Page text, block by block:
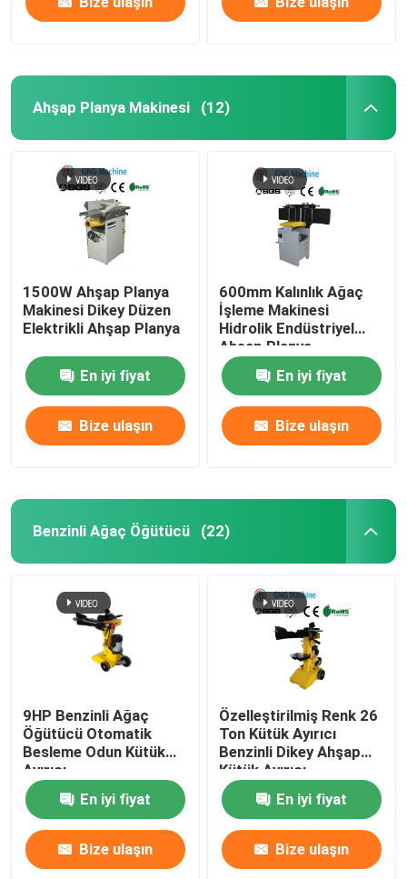
Ahşap Planya Makinesi (12)
1500W Ahşap Planya
Makinesi Dikey Düzen
Elektrikli Ahşap Planya
En iyi fiyat
Bize ulaşın
600mm Kalınlık Ağaç
İşleme Makinesi
Hidrolik Endüstriyel
Ahşap Planya
En iyi fiyat
Bize ulaşın
Benzinli Ağaç Öğütücü (22)
9HP Benzinli Ağaç
Öğütücü Otomatik
Besleme Odun Kütük
Ayırıcı
En iyi fiyat
Bize ulaşın
Özelleştirilmiş Renk 26
Ton Kütük Ayırıcı
Benzinli Dikey Ahşap
Kütük Ayırıcı
En iyi fiyat
Bize ulaşın